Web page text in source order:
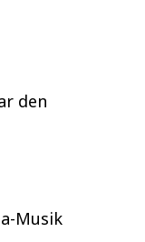
den
Musik